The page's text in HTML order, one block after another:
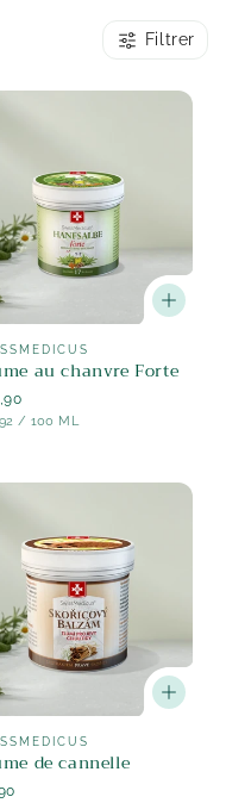
Filtrer
au chanvre Forte
/ PAR
100 ML
de cannelle